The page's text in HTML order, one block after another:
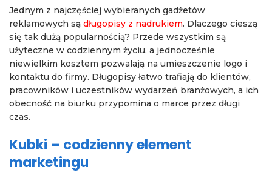
Jednym z najczęściej wybieranych gadżetów
reklamowych są długopisy z nadrukiem. Dlaczego cieszą
się tak dużą popularnością? Przede wszystkim są
użyteczne w codziennym życiu, a jednocześnie
niewielkim kosztem pozwalają na umieszczenie logo i
kontaktu do firmy. Długopisy łatwo trafiają do klientów,
pracowników i uczestników wydarzeń branżowych, a ich
obecność na biurku przypomina o marce przez długi
czas.
Kubki – codzienny element
marketingu